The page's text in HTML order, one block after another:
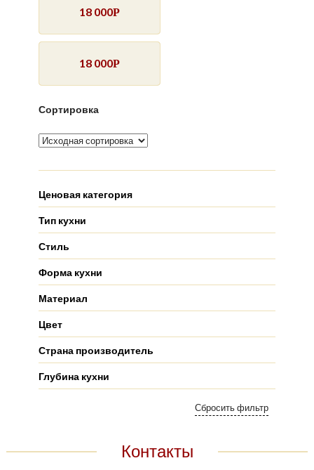
18 000Р
18 000Р
Сортировка
Ценовая категория
Тип кухни
Стиль
Форма кухни
Материал
Цвет
Страна производитель
Глубина кухни
Контакты